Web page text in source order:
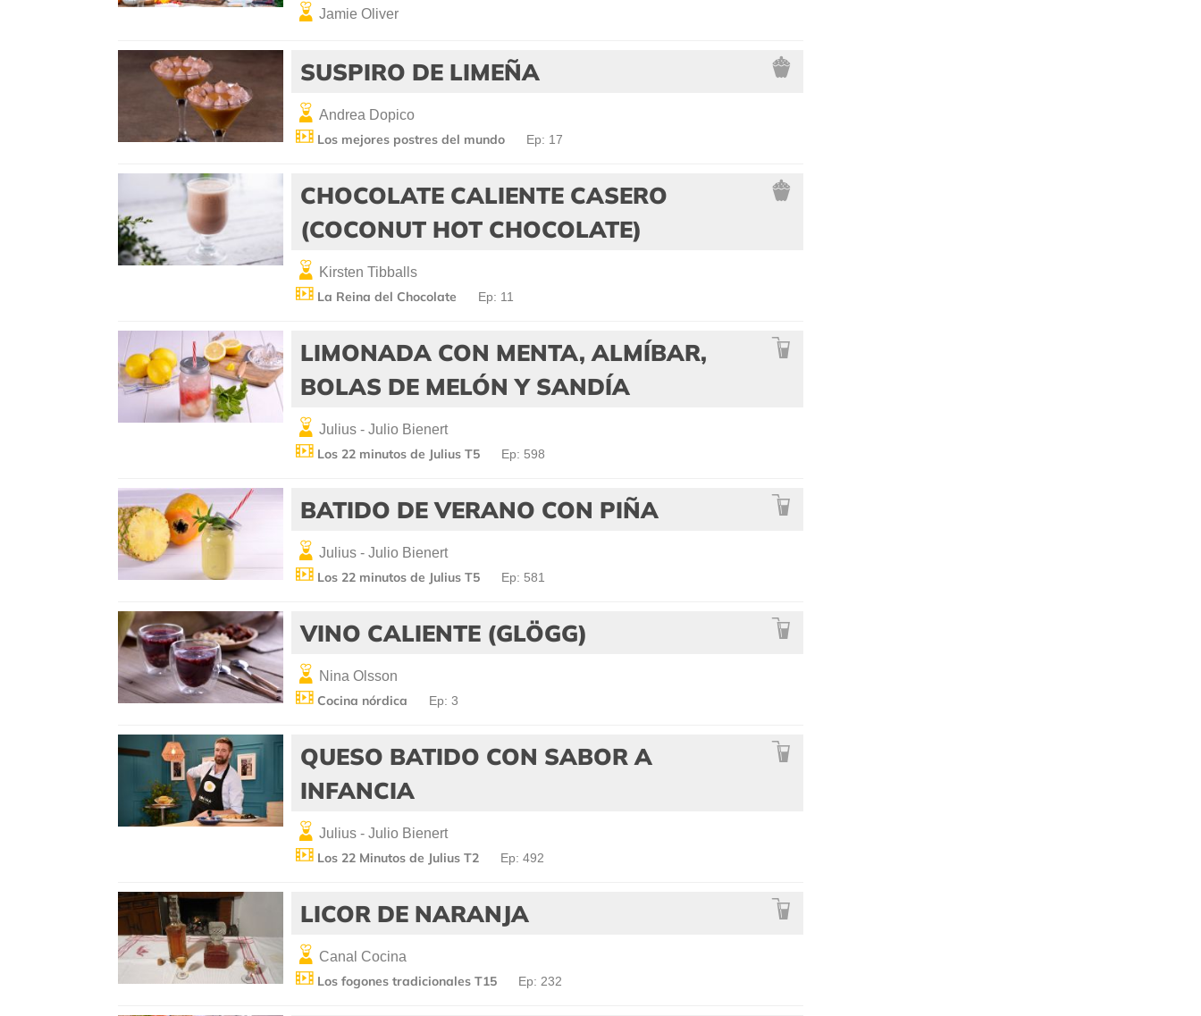
Jamie Oliver
SUSPIRO DE LIMEÑA
Andrea Dopico
Los mejores postres del mundo Ep: 17
CHOCOLATE CALIENTE CASERO
(COCONUT HOT CHOCOLATE)
Kirsten Tibballs
La Reina del Chocolate Ep: 11
LIMONADA CON MENTA, ALMÍBAR,
BOLAS DE MELÓN Y SANDÍA
Julius - Julio Bienert
Los 22 minutos de Julius T5 Ep: 598
BATIDO DE VERANO CON PIÑA
Julius - Julio Bienert
Los 22 minutos de Julius T5 Ep: 581
VINO CALIENTE (GLÖGG)
Nina Olsson
Cocina nórdica Ep: 3
QUESO BATIDO CON SABOR A
INFANCIA
Julius - Julio Bienert
Los 22 Minutos de Julius T2 Ep: 492
LICOR DE NARANJA
Canal Cocina
Los fogones tradicionales T15 Ep: 232